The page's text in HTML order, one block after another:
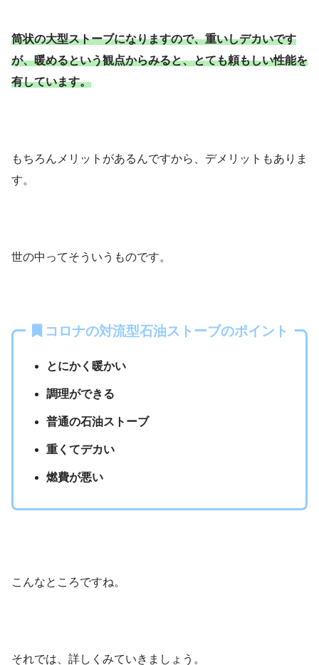
筒状の大型ストーブになりますので、重いしデカいです
が、暖めるという観点からみると、とても頼もしい性能を
有しています。
もちろんメリットがあるんですから、デメリットもありま
す。
世の中ってそういうものです。
コロナの対流型石油ストーブのポイント
とにかく暖かい
調理ができる
普通の石油ストーブ
重くてデカい
燃費が悪い
こんなところですね。
それでは、詳しくみていきましょう。